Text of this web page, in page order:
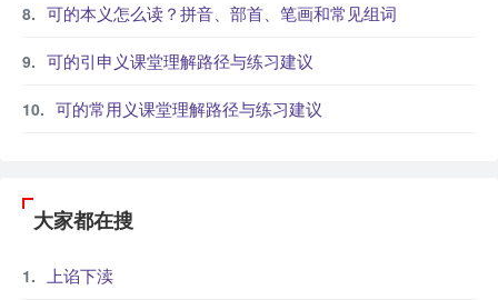
可的本义怎么读？拼音、部首、笔画和常见组词
可的引申义课堂理解路径与练习建议
可的常用义课堂理解路径与练习建议
大家都在搜
上谄下渎